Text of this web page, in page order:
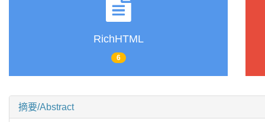
RichHTML
6
摘要/Abstract